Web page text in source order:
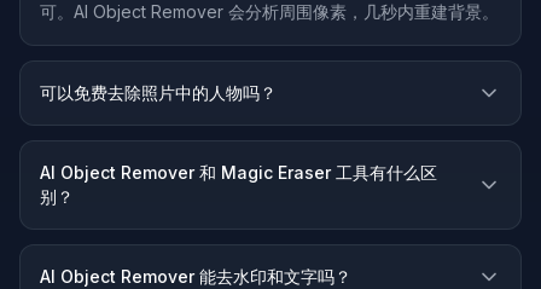
可。AI Object Remover 会分析周围像素，几秒内重建背景。
可以免费去除照片中的人物吗？
AI Object Remover 和 Magic Eraser 工具有什么区
别？
AI Object Remover 能去水印和文字吗？